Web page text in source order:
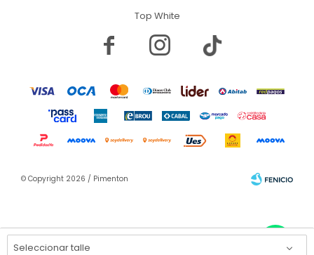
Seleccionar talle
Top White
 
© Copyright 2026 / Pimenton